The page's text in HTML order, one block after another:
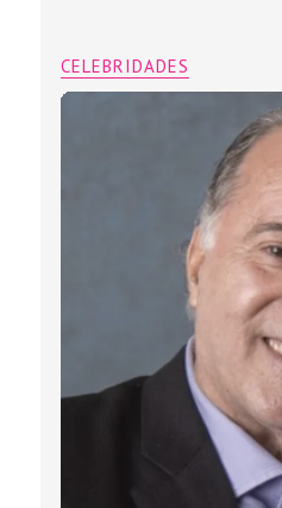
CELEBRIDADES